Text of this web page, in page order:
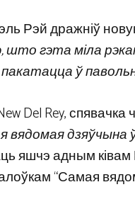
Рэй дражніў
што гэта міла
ў
Del Rey, спявачка
вядомая
яшчэ адным ківам
“Самая